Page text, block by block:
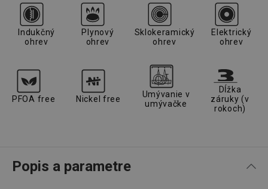
Indukčný
ohrev
Plynový
ohrev
Sklokeramický
ohrev
Elektrický
ohrev
PFOA free Nickel free
Umývanie v
umývačke
Dĺžka
záruky (v
rokoch)
Popis a parametre